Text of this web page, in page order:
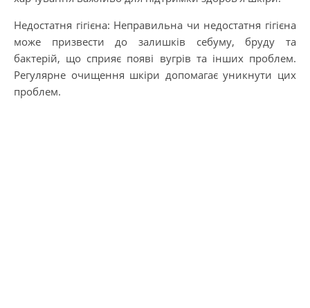
Недостатня гігієна: Неправильна чи недостатня гігієна
може призвести до залишків себуму, бруду та
бактерій, що сприяє появі вугрів та інших проблем.
Регулярне очищення шкіри допомагає уникнути цих
проблем.